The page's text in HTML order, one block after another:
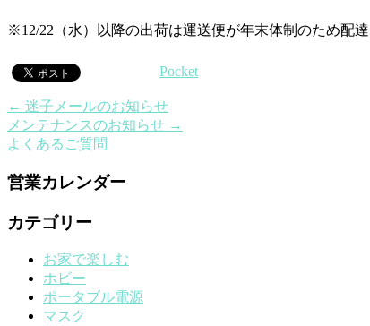
※12/22（水）以降の出荷は運送便が年末体制のため配
Pocket
← 迷子メールのお知らせ
メンテナンスのお知らせ →
よくあるご質問
営業カレンダー
カテゴリー
お家で楽しむ
ホビー
ポータブル電源
マスク